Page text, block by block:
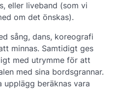
eller liveband (som vi
om det önskas).
sång, dans, koreografi
minnas. Samtidigt ges
med utrymme för att
med sina bordsgrannar.
beräknas vara